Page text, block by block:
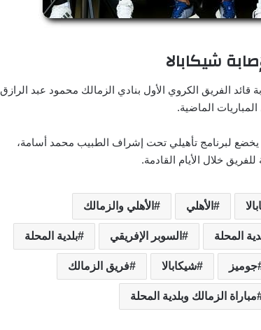
شيكابالا
الفريق الكروي الأول بنادي الزمالك محمود عبد الرازق
الماضية.
يخضع لبرنامج تأهيلي تحت إشراف الطبيب محمد أسامة،
خلال الأيام القادمة.
الأهلي الأهلي والزمالك
المحلة السوبر الإفريقي بلدية المحلة
جوميز شيكابالا فريق الزمالك
مباراة الزمالك وبلدية المحلة